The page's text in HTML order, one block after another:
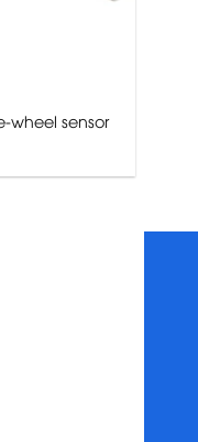
wheel sensor